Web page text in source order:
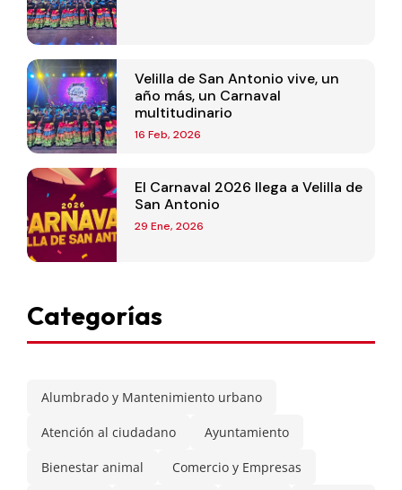
Velilla de San Antonio vive, un
año más, un Carnaval
multitudinario
16 Feb, 2026
El Carnaval 2026 llega a Velilla de
San Antonio
29 Ene, 2026
Categorías
Alumbrado y Mantenimiento urbano
Atención al ciudadano Ayuntamiento
Bienestar animal Comercio y Empresas